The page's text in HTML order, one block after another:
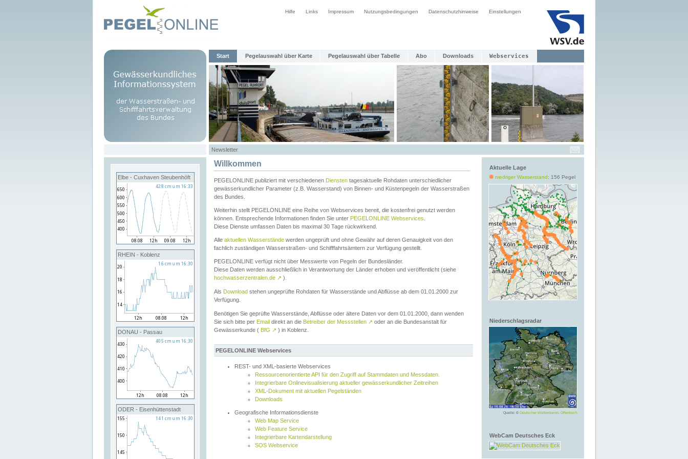
Hilfe Links Impressum Nutzungsbedingungen Datenschutzhinweise Einstellungen
Start Pegelauswahl über Karte Pegelauswahl über Tabelle Abo Downloads Webservices
Newsletter
Elbe - Cuxhaven Steubenhöft
RHEIN - Koblenz
DONAU - Passau
ODER - Eisenhüttenstadt
Aktuelle Lage
niedriger Wasserstand: 156 Pegel
Niederschlagsradar
Quelle: © Deutscher Wetterdienst, Offenbach
WebCam Deutsches Eck
Willkommen
PEGELONLINE publiziert mit verschiedenen Diensten tagesaktuelle Rohdaten unterschiedlicher
gewässerkundlicher Parameter (z.B. Wasserstand) von Binnen- und Küstenpegeln der Wasserstraßen
des Bundes.
Weiterhin stellt PEGELONLINE eine Reihe von Webservices bereit, die kostenfrei genutzt werden
können. Entsprechende Informationen finden Sie unter PEGELONLINE Webservices
Diese Dienste umfassen Daten bis maximal 30 Tage rückwirkend.
Alle aktuellen Wasserstände werden ungeprüft und ohne Gewähr auf deren Genauigkeit von den
fachlich zuständigen Wasserstraßen- und Schifffahrtsämtern zur Verfügung gestellt.
PEGELONLINE verfügt nicht über Messwerte von Pegeln der Bundesländer.
Diese Daten werden ausschließlich in Verantwortung der Länder erhoben und veröffentlicht (siehe
hochwasserzentralen.de ↗ ).
Als Download stehen ungeprüfte Rohdaten für Wasserstände und Abflüsse ab dem 01.01.2000 zur
Verfügung.
Benötigen Sie geprüfte Wasserstände, Abflüsse oder ältere Daten vor dem 01.01.2000, dann wenden
Sie sich bitte per Email direkt an die Betreiber der Messstellen ↗ oder an die Bundesanstalt für
Gewässerkunde ( BfG ↗ ) in Koblenz.
PEGELONLINE Webservices
REST- und XML-basierte Webservices
Ressourcenorientierte API für den Zugriff auf Stammdaten und Messdaten.
Integrierbare Onlinevisualisierung aktueller gewässerkundlicher Zeitreihen
XML-Dokument mit aktuellen Pegelständen
Downloads
Geografische Informationsdienste
Web Map Service
Web Feature Service
Integrierbare Kartendarstellung
SOS Webservice